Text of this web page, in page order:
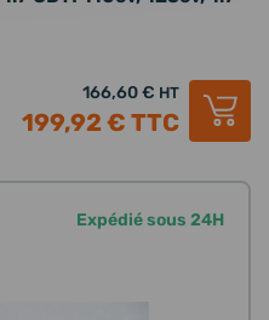
166,60 € HT
199,92 € TTC
Expédié sous 24H